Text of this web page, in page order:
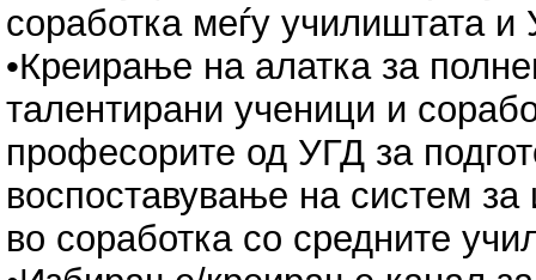
соработка меѓу училиштата и
•Креирање на алатка за
талентирани ученици и
професорите од УГД за
воспоставување на систем
во соработка со средните